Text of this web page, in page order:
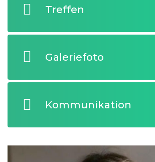
Treffen
Galeriefoto
Kommunikation